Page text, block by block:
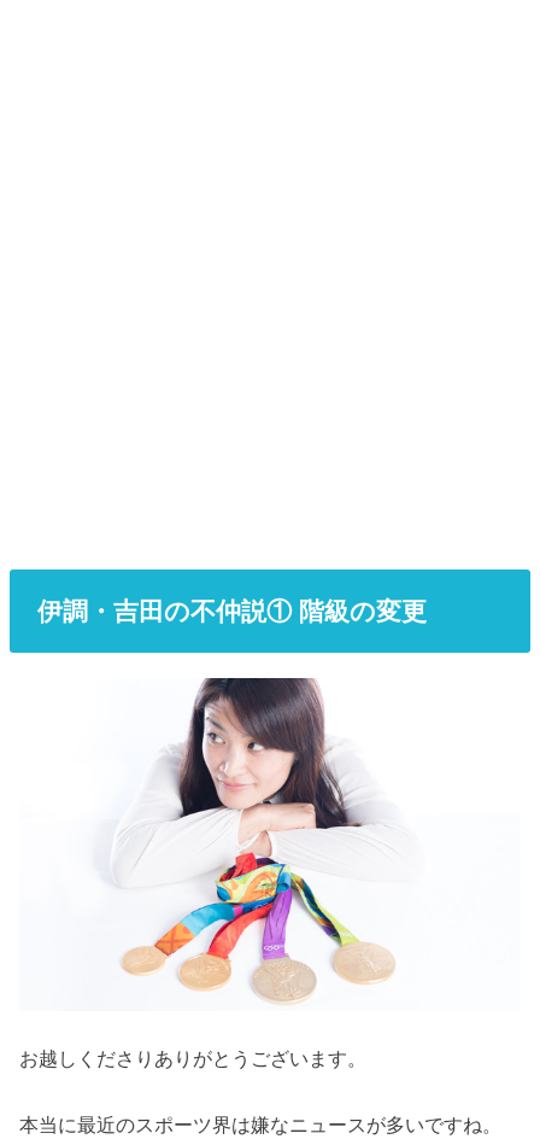
伊調・吉田の不仲説① 階級の変更
お越しくださりありがとうございます。
本当に最近のスポーツ界は嫌なニュースが多いですね。